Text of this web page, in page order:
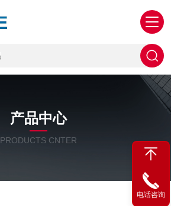
产品中心
PRODUCTS CNTER
电话咨询